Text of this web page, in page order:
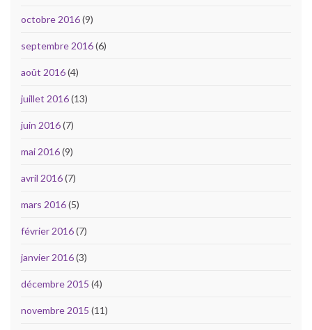
octobre 2016(9)
septembre 2016(6)
août 2016(4)
juillet 2016(13)
juin 2016(7)
mai 2016(9)
avril 2016(7)
mars 2016(5)
février 2016(7)
janvier 2016(3)
décembre 2015 (4)
novembre 2015 (11)